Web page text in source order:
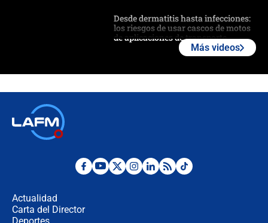
Desde dermatitis hasta infecciones:
los riesgos de usar cascos de motos
de aplicaciones de transporte
Posesión de Abelardo De La Espriella
Más videos
Actualidad
Carta del Director